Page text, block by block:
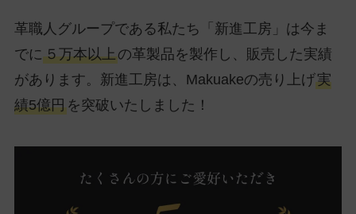
革職人グループである私たち「新進工房」は今ま
でに５万本以上の革製品を製作し、販売した実績
があります。新進工房は、Makuakeの売り上げ実
績5億円を突破いたしました！